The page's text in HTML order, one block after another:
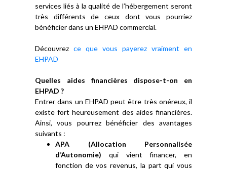
services liés à la qualité de l’hébergement seront
très différents de ceux dont vous pourriez
bénéficier dans un EHPAD commercial.
Découvrez ce que vous payerez vraiment en
EHPAD
Quelles aides financières dispose-t-on en
EHPAD ?
Entrer dans un EHPAD peut être très onéreux, il
existe fort heureusement des aides financières.
Ainsi, vous pourrez bénéficier des avantages
suivants :
APA (Allocation Personnalisée
d’Autonomie) qui vient financer, en
fonction de vos revenus, la part qui vous